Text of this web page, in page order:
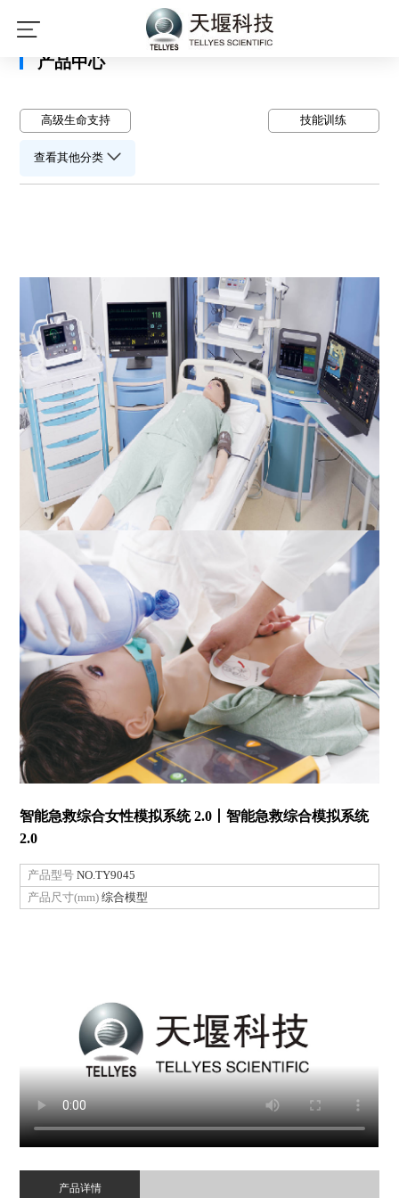
产品中心
高级生命支持 技能训练
查看其他分类
智能急救综合女性模拟系统 2.0丨智能急救综合模拟系统
2.0
产品型号 NO.TY9045
产品尺寸(mm) 综合模型
产品详情